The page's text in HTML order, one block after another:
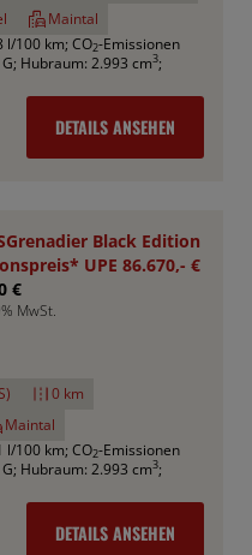
Maintal
l/100 km; CO2-Emissionen
; Hubraum: 2.993 cm3;
DETAILS ANSEHEN
Black Edition
UPE 86.670,- €
€
MwSt.
0 km
Maintal
l/100 km; CO2-Emissionen
; Hubraum: 2.993 cm3;
DETAILS ANSEHEN